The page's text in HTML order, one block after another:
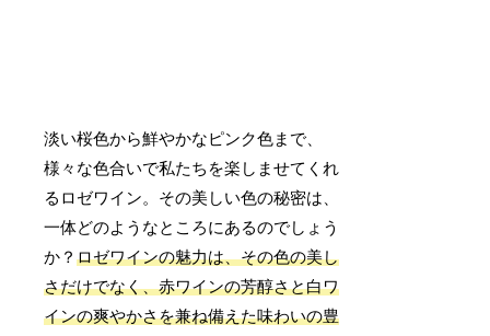
淡い桜色から鮮やかなピンク色まで、
様々な色合いで私たちを楽しませてくれ
るロゼワイン。その美しい色の秘密は、
一体どのようなところにあるのでしょう
か？ロゼワインの魅力は、その色の美し
さだけでなく、赤ワインの芳醇さと白ワ
インの爽やかさを兼ね備えた味わいの豊